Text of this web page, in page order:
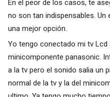
En el peor de los casos, te
no son tan indispensables.
una mejor opción.
Yo tengo conectado mi tv Lcd
minicomponente panasonic.
a la tv pero el sonido salia un
normal de la tv y la del